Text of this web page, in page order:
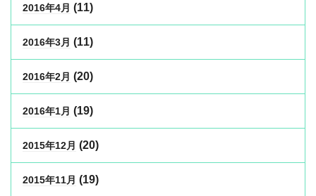
2016年4月 (11)
2016年3月 (11)
2016年2月 (20)
2016年1月 (19)
2015年12月 (20)
2015年11月 (19)